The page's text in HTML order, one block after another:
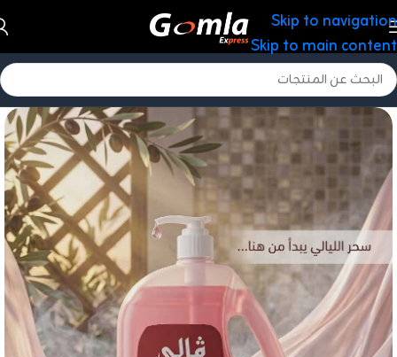
Skip to navigation
Skip to main content